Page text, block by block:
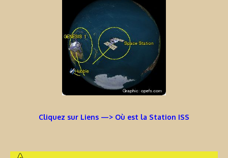
Cliquez sur Liens —> Où est la Station ISS